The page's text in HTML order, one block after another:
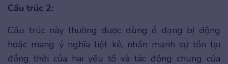
Cấu trúc 2:
Cấu trúc này thường được dùng ở dạng bị động
hoặc mang ý nghĩa liệt kê, nhấn mạnh sự tồn tại
đồng thời của hai yếu tố và tác động chung của